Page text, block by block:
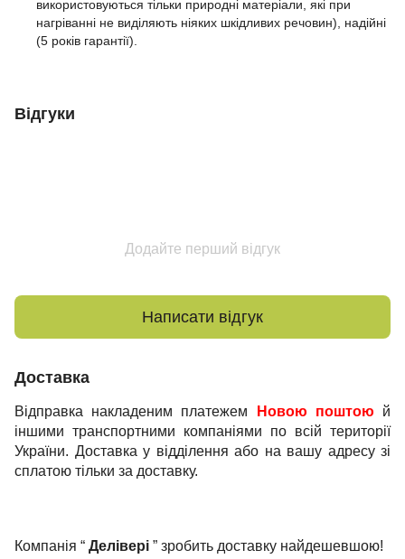
використовуються тільки природні матеріали, які при
нагріванні не виділяють ніяких шкідливих речовин), надійні
(5 років гарантії).
Відгуки
Додайте перший відгук
Написати відгук
Доставка
Відправка накладеним платежем Новою поштою й
іншими транспортними компаніями по всій території
України. Доставка у відділення або на вашу адресу зі
сплатою тільки за доставку.
Компанія “ Делівері ” зробить доставку найдешевшою!